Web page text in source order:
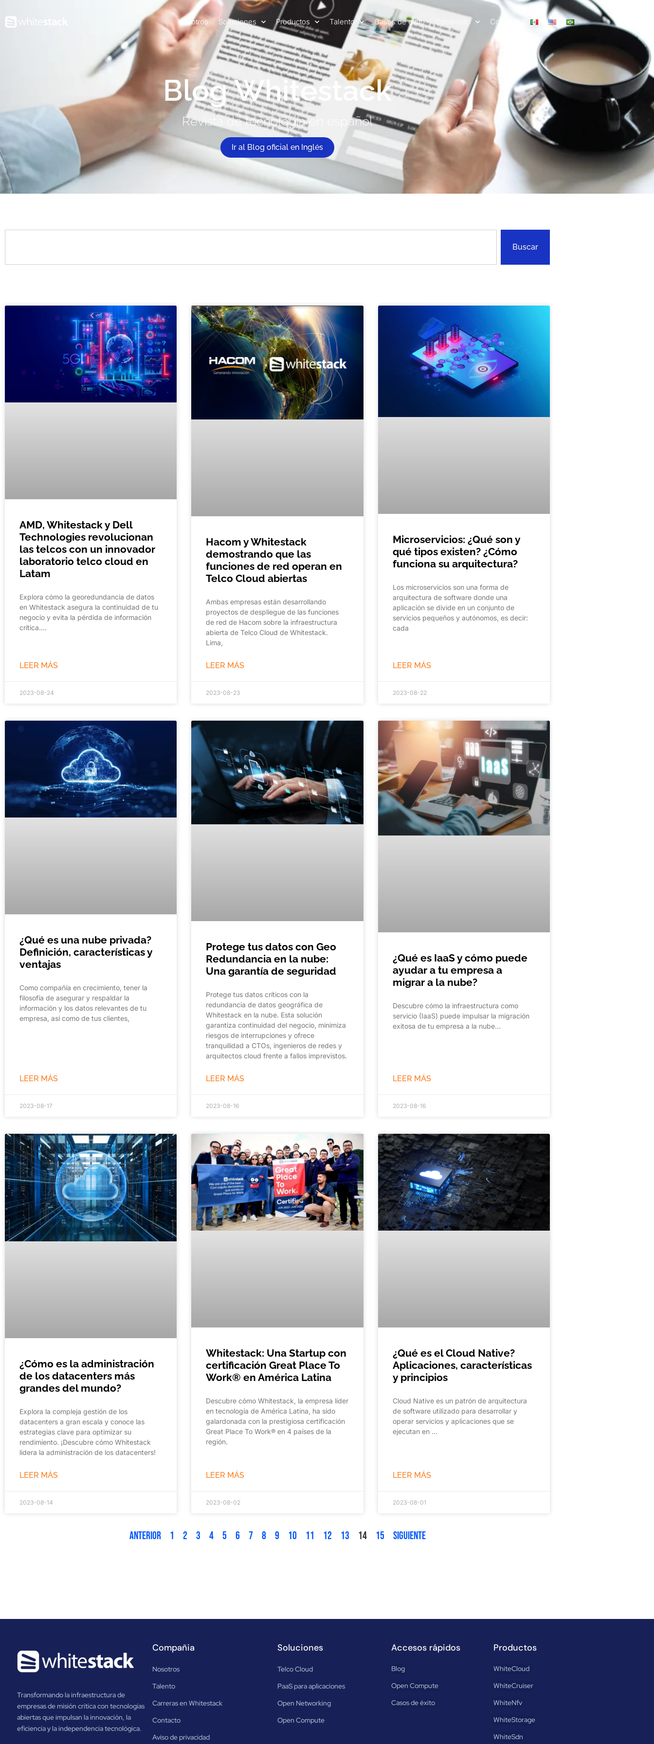
Nosotros Soluciones Productos Talento Casos de exito Contenido Contacto
Blog Whitestack
Revista de tecnología en español
Ir al Blog oficial en Inglés
Buscar
AMD, Whitestack y Dell
Technologies revolucionan
las telcos con un innovador
laboratorio telco cloud en
Latam
Explora cómo la georedundancia de datos
en Whitestack asegura la continuidad de tu
negocio y evita la pérdida de información
crítica….
LEER MÁS
2023-08-24
Hacom y Whitestack
demostrando que las
funciones de red operan en
Telco Cloud abiertas
Ambas empresas están desarrollando
proyectos de despliegue de las funciones
de red de Hacom sobre la infraestructura
abierta de Telco Cloud de Whitestack.
Lima,
LEER MÁS
2023-08-23
Microservicios: ¿Qué son y
qué tipos existen? ¿Cómo
funciona su arquitectura?
Los microservicios son una forma de
arquitectura de software donde una
aplicación se divide en un conjunto de
servicios pequeños y autónomos, es decir:
cada
LEER MÁS
2023-08-22
¿Qué es una nube privada?
Definición, características y
ventajas
Como compañía en crecimiento, tener la
filosofía de asegurar y respaldar la
información y los datos relevantes de tu
empresa, así como de tus clientes,
LEER MÁS
2023-08-17
Protege tus datos con Geo
Redundancia en la nube:
Una garantía de seguridad
Protege tus datos críticos con la
redundancia de datos geográfica de
Whitestack en la nube. Esta solución
garantiza continuidad del negocio, minimiza
riesgos de interrupciones y ofrece
tranquilidad a CTOs, ingenieros de redes y
arquitectos cloud frente a fallos imprevistos.
LEER MÁS
2023-08-16
¿Qué es IaaS y cómo puede
ayudar a tu empresa a
migrar a la nube?
Descubre cómo la infraestructura como
servicio (IaaS) puede impulsar la migración
exitosa de tu empresa a la nube…
LEER MÁS
2023-08-16
¿Cómo es la administración
de los datacenters más
grandes del mundo?
Explora la compleja gestión de los
datacenters a gran escala y conoce las
estrategias clave para optimizar su
rendimiento. ¡Descubre cómo Whitestack
lidera la administración de los datacenters!
LEER MÁS
2023-08-14
Whitestack: Una Startup con
certificación Great Place To
Work® en América Latina
Descubre cómo Whitestack, la empresa líder
en tecnología de América Latina, ha sido
galardonada con la prestigiosa certificación
Great Place To Work® en 4 países de la
región.
LEER MÁS
2023-08-02
¿Qué es el Cloud Native?
Aplicaciones, características
y principios
Cloud Native es un patrón de arquitectura
de software utilizado para desarrollar y
operar servicios y aplicaciones que se
ejecutan en …
LEER MÁS
2023-08-01
Anterior 1 2 3 4 5 6 7 8 9 10 11 12 13 14 15 Siguiente
Transformando la infraestructura de
empresas de misión crítica con tecnologías
abiertas que impulsan la innovación, la
eficiencia y la independencia tecnológica.
Compañia
Nosotros
Talento
Carreras en Whitestack
Contacto
Aviso de privacidad
Soluciones
Telco Cloud
PaaS para aplicaciones
Open Networking
Open Compute
Accesos rápidos
Blog
Open Compute
Casos de éxito
Productos
WhiteCloud
WhiteCruiser
WhiteNfv
WhiteStorage
WhiteSdn